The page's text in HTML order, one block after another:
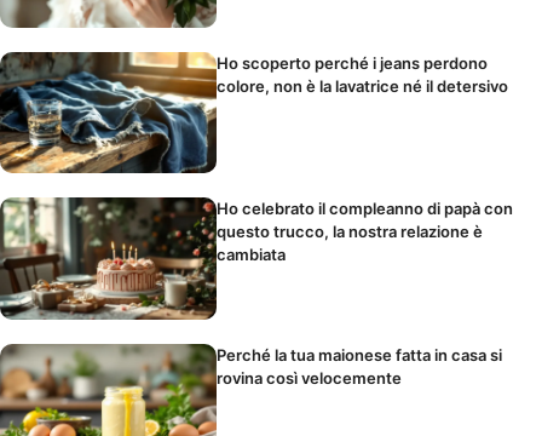
Ho scoperto perché i jeans perdono
colore, non è la lavatrice né il detersivo
Ho celebrato il compleanno di papà con
questo trucco, la nostra relazione è
cambiata
Perché la tua maionese fatta in casa si
rovina così velocemente